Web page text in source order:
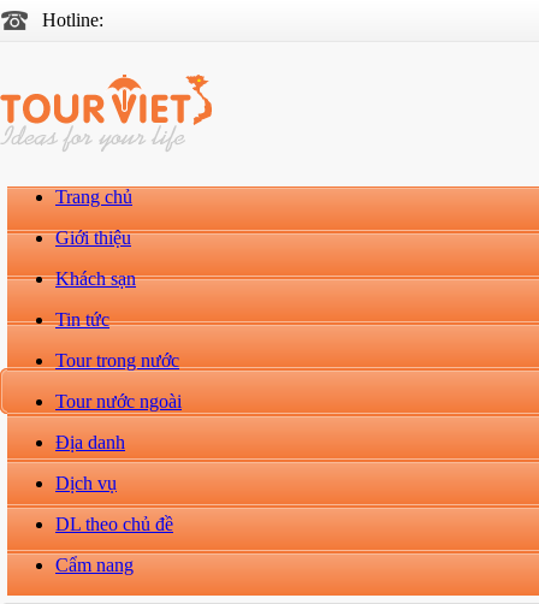
Hotline:
Trang chủ
Giới thiệu
Khách sạn
Tin tức
Tour trong nước
Tour nước ngoài
Địa danh
Dịch vụ
DL theo chủ đề
Cẩm nang